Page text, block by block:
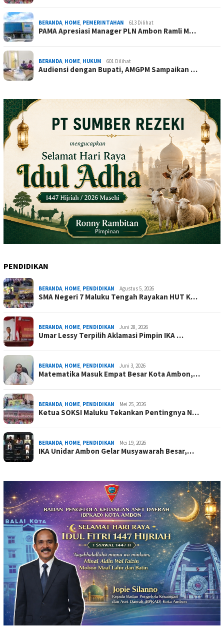
BERANDA HOME PEMERINTAHAN 613 Dilihat
PAMA Apresiasi Manager PLN Ambon Ramli M…
BERANDA HOME HUKUM 601 Dilihat
Audiensi dengan Bupati, AMGPM Sampaikan …
PENDIDIKAN
BERANDA, HOME, PENDIDIKAN Agustus 5, 2026
SMA Negeri 7 Maluku Tengah Rayakan HUT K…
BERANDA, HOME, PENDIDIKAN Juni 28, 2026
Umar Lessy Terpilih Aklamasi Pimpin IKA …
BERANDA, HOME, PENDIDIKAN Juni 3, 2026
Matematika Masuk Empat Besar Kota Ambon,…
BERANDA, HOME, PENDIDIKAN Mei 25, 2026
Ketua SOKSI Maluku Tekankan Pentingnya N…
BERANDA, HOME, PENDIDIKAN Mei 19, 2026
IKA Unidar Ambon Gelar Musyawarah Besar,…